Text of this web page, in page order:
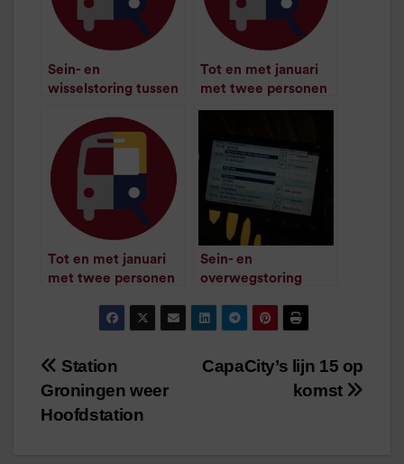
Sein- en
wisselstoring tussen
minuut leestijd
Tot en met januari
met twee personen
op één kaartje
leestijd
Tot en met januari
met twee personen
minuten
leestijd
Sein- en
overwegstoring
Zuidhorn
/ 1minuut leestijd
Bericht
navigatie
CapaCity’s lijn 15 op
komst
Station
Groningen weer
Hoofdstation